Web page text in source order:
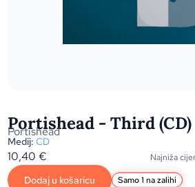
Portishead - Third (CD)
Portishead
Medij: CD
10,40€ Najniža
Dodaj u košaricu Samo 1 na zalihi